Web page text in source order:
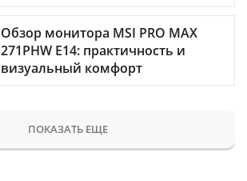
Обзор монитора MSI PRO MAX
271PHW E14: практичность и
визуальный комфорт
ПОКАЗАТЬ ЕЩЕ